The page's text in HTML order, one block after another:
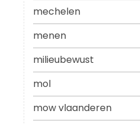
mechelen
menen
milieubewust
mol
mow vlaanderen